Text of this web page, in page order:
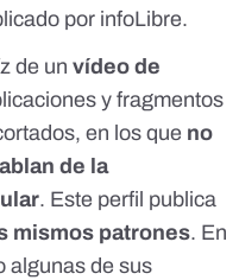
por infoLibre.
de un vídeo de
y fragmentos
en los que no
de la
. Este perfil publica
mismos patrones. En
algunas de sus